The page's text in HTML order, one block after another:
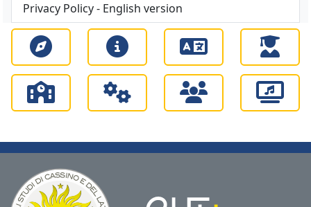
Privacy Policy - English version